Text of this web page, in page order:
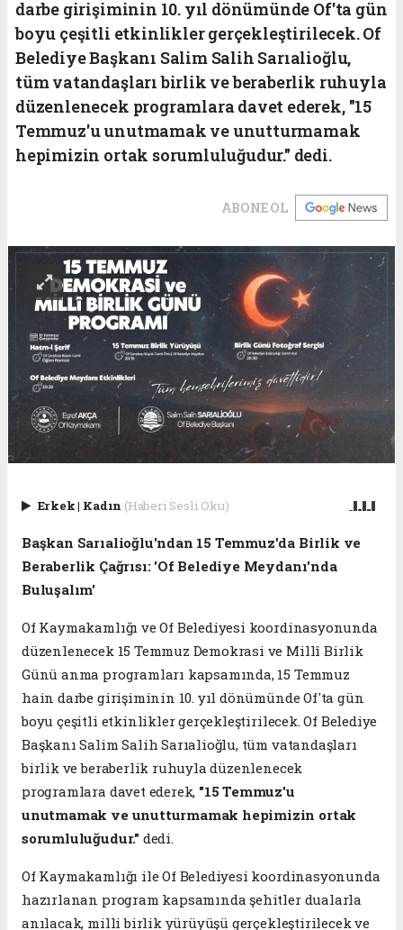
darbe girişiminin 10. yıl dönümünde Of'ta gün
boyu çeşitli etkinlikler gerçekleştirilecek. Of
Belediye Başkanı Salim Salih Sarıalioğlu,
tüm vatandaşları birlik ve beraberlik ruhuyla
düzenlenecek programlara davet ederek, "15
Temmuz'u unutmamak ve unutturmamak
hepimizin ortak sorumluluğudur." dedi.
ABONE OL
Erkek| Kadın (Haberi Sesli Oku)
Başkan Sarıalioğlu'ndan 15 Temmuz'da Birlik ve
Beraberlik Çağrısı: 'Of Belediye Meydanı'nda
Buluşalım'
Of Kaymakamlığı ve Of Belediyesi koordinasyonunda
düzenlenecek 15 Temmuz Demokrasi ve Millî Birlik
Günü anma programları kapsamında, 15 Temmuz
hain darbe girişiminin 10. yıl dönümünde Of'ta gün
boyu çeşitli etkinlikler gerçekleştirilecek. Of Belediye
Başkanı Salim Salih Sarıalioğlu, tüm vatandaşları
birlik ve beraberlik ruhuyla düzenlenecek
programlara davet ederek, "15 Temmuz'u
unutmamak ve unutturmamak hepimizin ortak
sorumluluğudur." dedi.
Of Kaymakamlığı ile Of Belediyesi koordinasyonunda
hazırlanan program kapsamında şehitler dualarla
anılacak, milli birlik yürüyüşü gerçekleştirilecek ve